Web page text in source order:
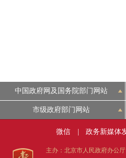
中国政府网及国务院部门网站
市级政府部门网站
微信 政务新媒体
主办：北京市人民政府办公厅